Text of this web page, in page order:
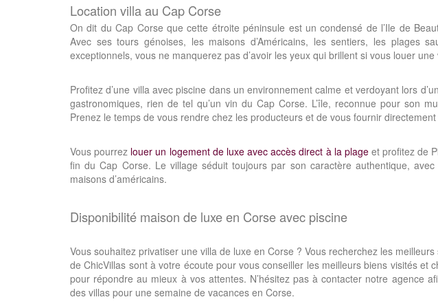
Location villa au Cap Corse
On dit du Cap Corse que cette étroite péninsule est un condensé de l’Ile de
Avec ses tours génoises, les maisons d’Américains, les sentiers, les plages
exceptionnels, vous ne manquerez pas d’avoir les yeux qui brillent si vous louer
Profitez d’une villa avec piscine dans un environnement calme et verdoyant lors
gastronomiques, rien de tel qu’un vin du Cap Corse. L’île, reconnue pour son
Prenez le temps de vous rendre chez les producteurs et de vous fournir directement
Vous pourrez louer un logement de luxe avec accès direct à la plage et profitez de
fin du Cap Corse. Le village séduit toujours par son caractère authentique,
maisons d’américains.
Disponibilité maison de luxe en Corse avec piscine
Vous souhaitez privatiser une villa de luxe en Corse ? Vous recherchez les
de ChicVillas sont à votre écoute pour vous conseiller les meilleurs biens visités et
pour répondre au mieux à vos attentes. N’hésitez pas à contacter notre agence
des villas pour une semaine de vacances en Corse.